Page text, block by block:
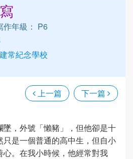
作年級： P6
常紀念學校
上一篇 下一篇
墜，外號「懶豬」，但他卻是十
是一個普通的高中生，但自小
。在我小時候，他經常對我